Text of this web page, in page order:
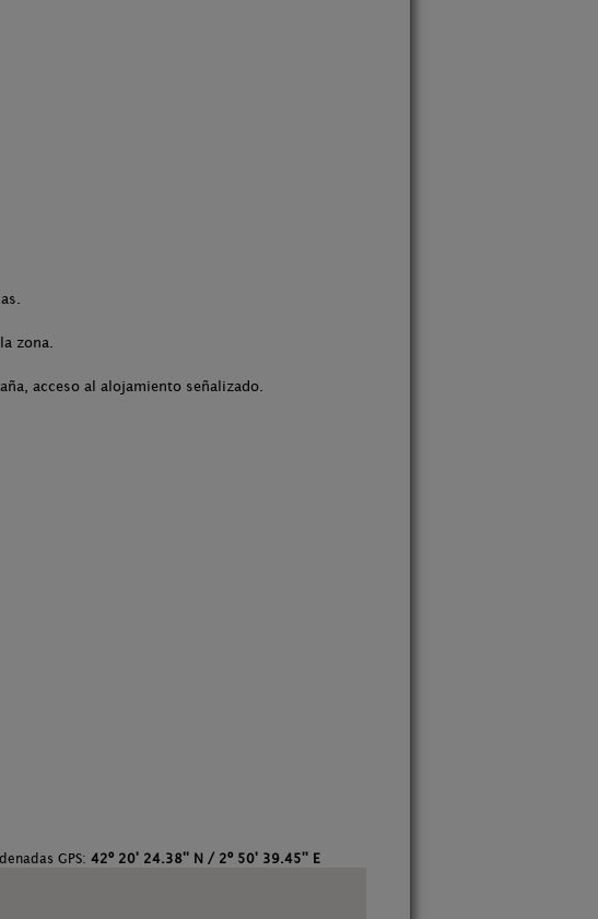
zona.
acceso al alojamiento señalizado.
GPS: 42º 20' 24.38'' N / 2º 50' 39.45'' E